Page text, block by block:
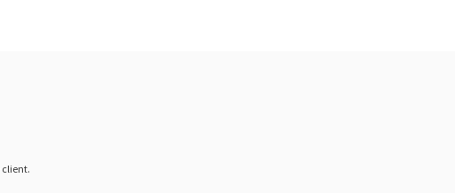
client.